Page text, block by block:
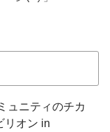
ュニティのチカ
リオン in